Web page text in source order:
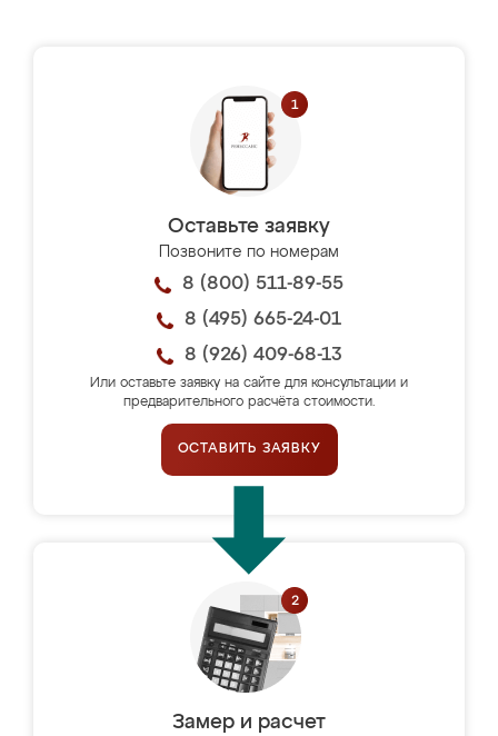
Оставьте заявку
Позвоните по номерам
8 (800) 511-89-55
8 (495) 665-24-01
8 (926) 409-68-13
Или оставьте заявку на сайте для консультации и
предварительного расчёта стоимости.
ОСТАВИТЬ ЗАЯВКУ
Замер и расчет